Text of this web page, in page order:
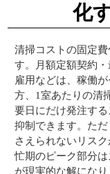
化
清掃コストの固定
す。月額定額契約
雇用などは、稼働
方、1室あたりの清
要日にだけ発注す
抑制できます。た
さえられないリス
忙期のピーク部分
が現実的な解になり